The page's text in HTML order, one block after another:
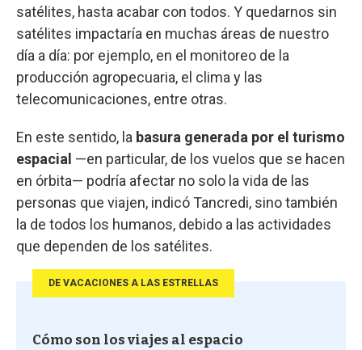
satélites, hasta acabar con todos. Y quedarnos sin
satélites impactaría en muchas áreas de nuestro
día a día: por ejemplo, en el monitoreo de la
producción agropecuaria, el clima y las
telecomunicaciones, entre otras.
En este sentido, la basura generada por el turismo
espacial —en particular, de los vuelos que se hacen
en órbita— podría afectar no solo la vida de las
personas que viajen, indicó Tancredi, sino también
la de todos los humanos, debido a las actividades
que dependen de los satélites.
DE VACACIONES A LAS ESTRELLAS
Cómo son los viajes al espacio